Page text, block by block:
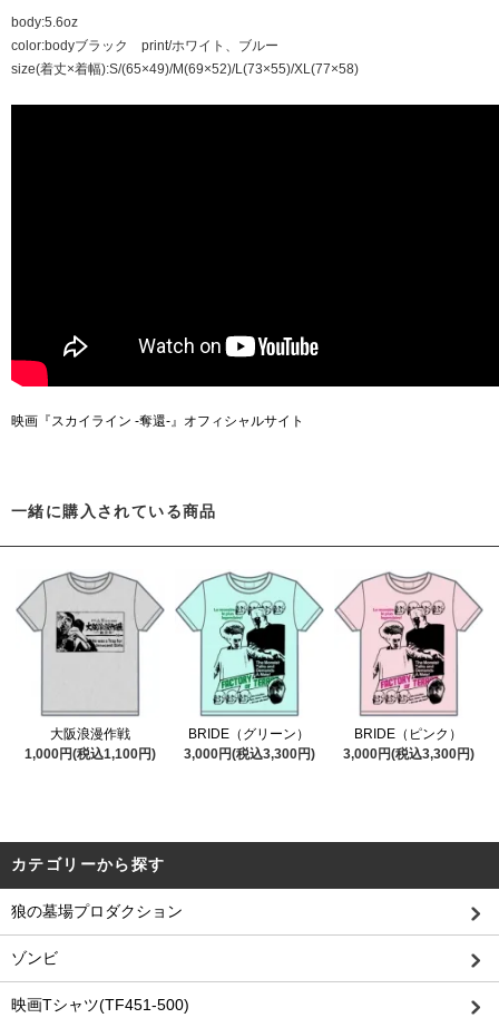
body:5.6oz
color:bodyブラック print/ホワイト、ブルー
size(着丈×着幅):S/(65×49)/M(69×52)/L(73×55)/XL(77×58)
映画『スカイライン -奪還-』オフィシャルサイト
一緒に購入されている商品
大阪浪漫作戦
1,000円(税込1,100円)
BRIDE（グリーン）
3,000円(税込3,300円)
BRIDE（ピンク）
3,000円(税込3,300円)
カテゴリーから探す
狼の墓場プロダクション
ゾンビ
映画Tシャツ(TF451-500)